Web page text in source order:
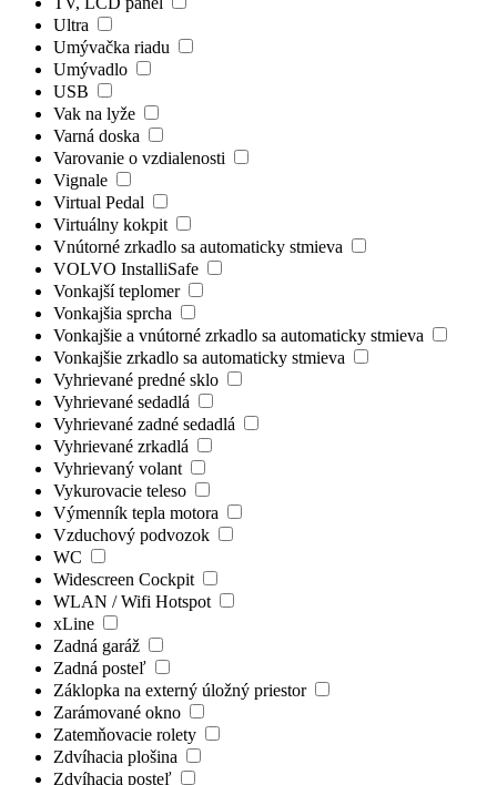
Ultra
Umývačka riadu
Umývadlo
USB
Vak na lyže
Varná doska
Varovanie o vzdialenosti
Vignale
Virtual Pedal
Virtuálny kokpit
Vnútorné zrkadlo sa automaticky stmieva
VOLVO InstalliSafe
Vonkajší teplomer
Vonkajšia sprcha
Vonkajšie a vnútorné zrkadlo sa automaticky stmieva
Vonkajšie zrkadlo sa automaticky stmieva
Vyhrievané predné sklo
Vyhrievané sedadlá
Vyhrievané zadné sedadlá
Vyhrievané zrkadlá
Vyhrievaný volant
Vykurovacie teleso
Výmenník tepla motora
Vzduchový podvozok
WC
Widescreen Cockpit
WLAN / Wifi Hotspot
xLine
Zadná garáž
Zadná posteľ
Záklopka na externý úložný priestor
Zarámované okno
Zatemňovacie rolety
Zdvíhacia plošina
Zdvíhacia posteľ